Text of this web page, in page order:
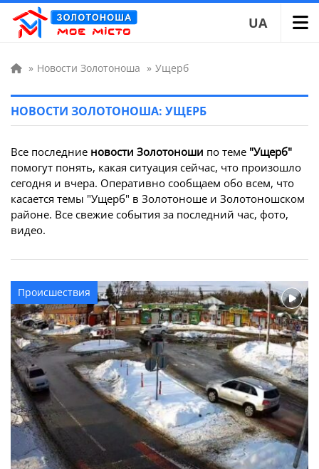
UA
» Новости Золотоноша » Ущерб
НОВОСТИ ЗОЛОТОНОША: УЩЕРБ
Все последние новости Золотоноши по теме "Ущерб"
помогут понять, какая ситуация сейчас, что произошло
сегодня и вчера. Оперативно сообщаем обо всем, что
касается темы "Ущерб" в Золотоноше и Золотоношском
районе. Все свежие события за последний час, фото,
видео.
Происшествия